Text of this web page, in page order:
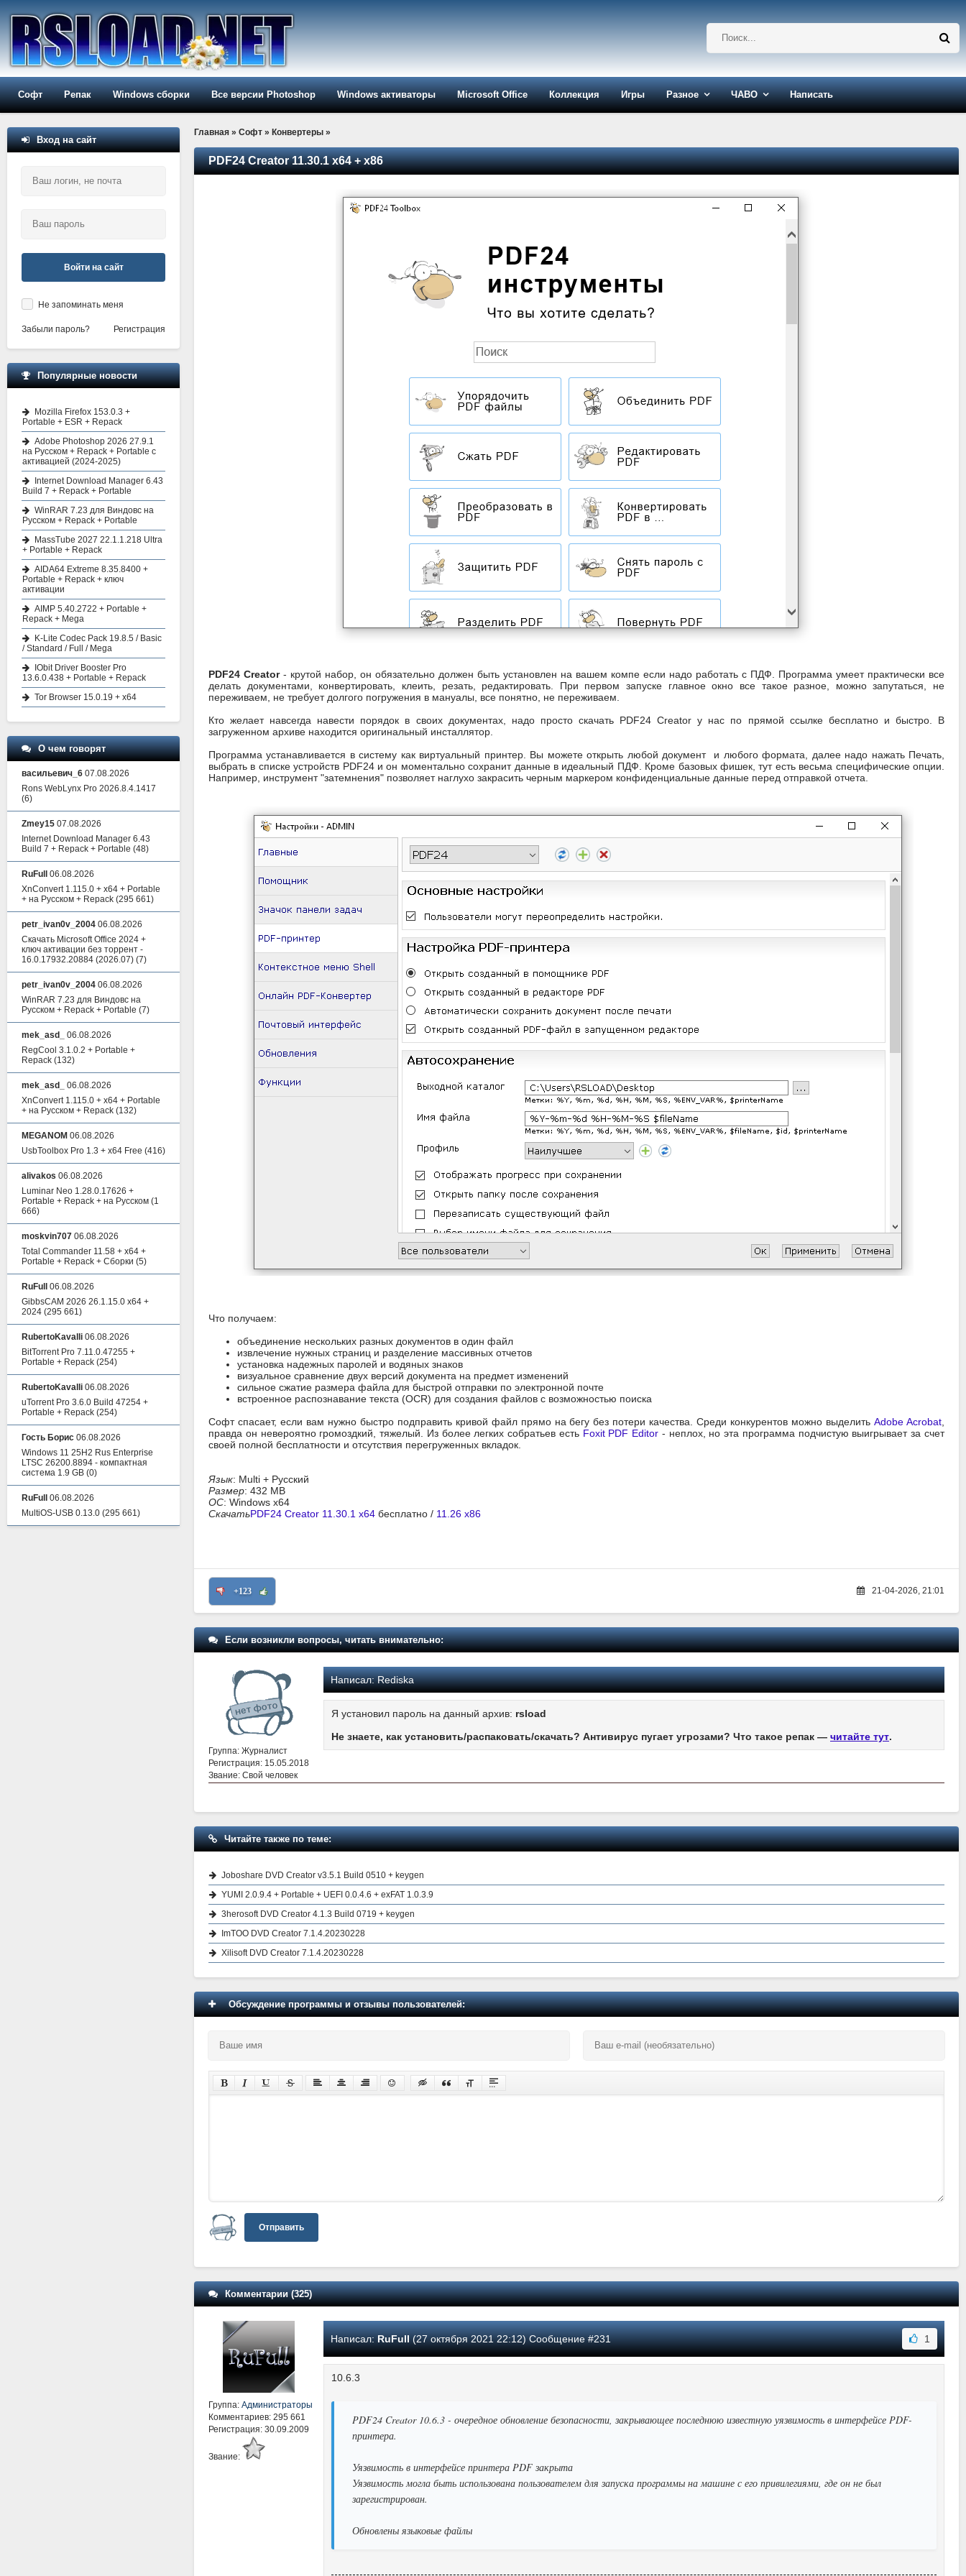
Софт Репак Windows сборки Все версии Photoshop Windows активаторы Microsoft Office Коллекция Игры Разное ЧАВО Написать
Главная » Софт » Конвертеры »
PDF24 Creator 11.30.1 x64 + x86
PDF24 Creator- крутой набор, он обязательно должен быть установлен на вашем компе если надо работать с ПДФ. Программа умеет практически все
делать документами, конвертировать, клеить, резать, редактировать. При первом запуске главное окно все такое разное, можно запутаться, не
переживаем, не требует долгого погружения в мануалы, все понятно, не переживаем.
Кто желает навсегда навести порядок в своих документах, надо просто скачать PDF24 Creator у нас по прямой ссылке бесплатно и быстро. В
загруженном архиве находится оригинальный инсталлятор.
Программа устанавливается в систему как виртуальный принтер. Вы можете открыть любой документ и любого формата, далее надо нажать Печать,
выбрать в списке устройств PDF24 и он моментально сохранит данные в идеальный ПДФ. Кроме базовых фишек, тут есть весьма специфические опции.
Например, инструмент "затемнения" позволяет наглухо закрасить черным маркером конфиденциальные данные перед отправкой отчета.
Что получаем:
объединение нескольких разных документов в один файл
извлечение нужных страниц и разделение массивных отчетов
установка надежных паролей и водяных знаков
визуальное сравнение двух версий документа на предмет изменений
сильное сжатие размера файла для быстрой отправки по электронной почте
встроенное распознавание текста (OCR) для создания файлов с возможностью поиска
Софт спасает, если вам нужно быстро подправить кривой файл прямо на бегу без потери качества. Среди конкурентов можно выделитьAdobe Acrobat
правда он невероятно громоздкий, тяжелый. Из более легких собратьев есть Foxit PDF Editor - неплох, но эта программа подчистую выигрывает за счет
своей полной бесплатности и отсутствия перегруженных вкладок.
Язык: Multi + Русский
Размер: 432 MB
ОС: Windows x64
СкачатьPDF24 Creator 11.30.1 x64 бесплатно / 11.26 x86
+123 21-04-2026, 21:01
Если возникли вопросы, читать внимательно:
Группа: Журналист
Регистрация: 15.05.2018
Звание: Свой человек
Написал:Rediska
Я установил пароль на данный архив: rsload
Не знаете, как установить/распаковать/скачать? Антивирус пугает угрозами? Что такое репак — читайте тут.
Читайте также по теме:
Joboshare DVD Creator v3.5.1 Build 0510 + keygen
YUMI 2.0.9.4 + Portable + UEFI 0.0.4.6 + exFAT 1.0.3.9
3herosoft DVD Creator 4.1.3 Build 0719 + keygen
ImTOO DVD Creator 7.1.4.20230228
Xilisoft DVD Creator 7.1.4.20230228
Обсуждение программы и отзывы пользователей:
Отправить
Комментарии (325)
Группа: Администраторы
Комментариев: 295 661
Регистрация: 30.09.2009
Звание:
Написал: RuFull(27 октября 2021 22:12) Сообщение #231 1
10.6.3
PDF24 Creator 10.6.3 - очередное обновление безопасности, закрывающее последнюю известную уязвимость в интерфейсе PDF-
принтера.
Уязвимость в интерфейсе принтера PDF закрыта
Уязвимость могла быть использована пользователем для запуска программы на машине с его привилегиями, где он не был
зарегистрирован.
Обновлены языковые файлы
Вход на сайт
Войти на сайт
Не запоминать меня
Забыли пароль? Регистрация
Популярные новости
Mozilla Firefox 153.0.3 +
Portable + ESR + Repack
Adobe Photoshop 2026 27.9.1
на Русском + Repack + Portable с
активацией (2024-2025)
Internet Download Manager 6.43
Build 7 + Repack + Portable
WinRAR 7.23 для Виндовс на
Русском + Repack + Portable
MassTube 2027 22.1.1.218 Ultra
+ Portable + Repack
AIDA64 Extreme 8.35.8400 +
Portable + Repack + ключ
активации
AIMP 5.40.2722 + Portable +
Repack + Mega
K-Lite Codec Pack 19.8.5 / Basic
/ Standard / Full / Mega
IObit Driver Booster Pro
13.6.0.438 + Portable + Repack
Tor Browser 15.0.19 + x64
О чем говорят
васильевич_6 07.08.2026
Rons WebLynx Pro 2026.8.4.1417
(6)
Zmey15 07.08.2026
Internet Download Manager 6.43
Build 7 + Repack + Portable (48)
RuFull
06.08.2026
XnConvert 1.115.0 + x64 + Portable
+ на Русском + Repack (295 661)
petr_ivan0v_2004 06.08.2026
Скачать Microsoft Office 2024 +
ключ активации без торрент -
16.0.17932.20884 (2026.07) (7)
petr_ivan0v_2004 06.08.2026
WinRAR 7.23 для Виндовс на
Русском + Repack + Portable (7)
mek_asd_
06.08.2026
RegCool 3.1.0.2 + Portable +
Repack (132)
mek_asd_
06.08.2026
XnConvert 1.115.0 + x64 + Portable
+ на Русском + Repack (132)
MEGANOM 06.08.2026
UsbToolbox Pro 1.3 + x64 Free (416)
alivakos 06.08.2026
Luminar Neo 1.28.0.17626 +
Portable + Repack + на Русском (1
666)
moskvin707 06.08.2026
Total Commander 11.58 + x64 +
Portable + Repack + Сборки (5)
RuFull
06.08.2026
GibbsCAM 2026 26.1.15.0 x64 +
2024 (295 661)
RubertoKavalli 06.08.2026
BitTorrent Pro 7.11.0.47255 +
Portable + Repack (254)
RubertoKavalli 06.08.2026
uTorrent Pro 3.6.0 Build 47254 +
Portable + Repack (254)
Гость Борис 06.08.2026
Windows 11 25H2 Rus Enterprise
LTSC 26200.8894 - компактная
система 1.9 GB (0)
RuFull
06.08.2026
MultiOS-USB 0.13.0 (295 661)